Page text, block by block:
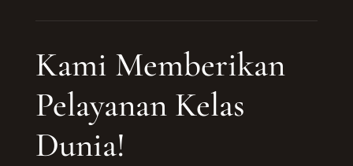
Kami Memberikan
Pelayanan Kelas
Dunia!